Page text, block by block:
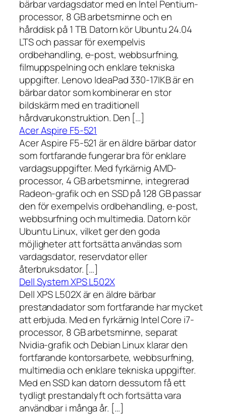
bärbar vardagsdator med en Intel Pentium-
processor, 8 GB arbetsminne och en
hårddisk på 1 TB. Datorn kör Ubuntu 24.04
LTS och passar för exempelvis
ordbehandling, e-post, webbsurfning,
filmuppspelning och enklare tekniska
uppgifter. Lenovo IdeaPad 330-17IKB är en
bärbar dator som kombinerar en stor
bildskärm med en traditionell
hårdvarukonstruktion. Den […]
Acer Aspire F5-521
Acer Aspire F5-521 är en äldre bärbar dator
som fortfarande fungerar bra för enklare
vardagsuppgifter. Med fyrkärnig AMD-
processor, 4 GB arbetsminne, integrerad
Radeon-grafik och en SSD på 128 GB passar
den för exempelvis ordbehandling, e-post,
webbsurfning och multimedia. Datorn kör
Ubuntu Linux, vilket ger den goda
möjligheter att fortsätta användas som
vardagsdator, reservdator eller
återbruksdator. […]
Dell System XPS L502X
Dell XPS L502X är en äldre bärbar
prestandadator som fortfarande har mycket
att erbjuda. Med en fyrkärnig Intel Core i7-
processor, 8 GB arbetsminne, separat
Nvidia-grafik och Debian Linux klarar den
fortfarande kontorsarbete, webbsurfning,
multimedia och enklare tekniska uppgifter.
Med en SSD kan datorn dessutom få ett
tydligt prestandalyft och fortsätta vara
användbar i många år. […]